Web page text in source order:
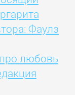
Фаулз
любовь